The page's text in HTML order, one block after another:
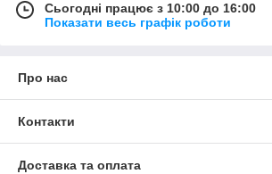
Сьогодні працює з 10:00 до 16:00
Показати весь графік роботи
Про нас
Контакти
Доставка та оплата